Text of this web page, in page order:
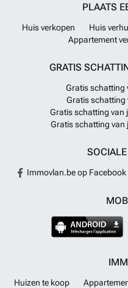
PLAATS
Huis verkopen Huis
Appartement
GRATIS
Gratis schatting
Gratis schatting
Gratis schatting van
Gratis schatting van
Immovlan.be op Facebook
Huizen te koop